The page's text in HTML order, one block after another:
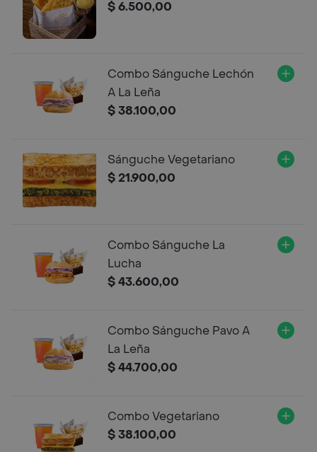
$ 6.500,00
Combo Sánguche Lechón
A La Leña
$ 38.100,00
Sánguche Vegetariano
$ 21.900,00
Combo Sánguche La
Lucha
$ 43.600,00
Combo Sánguche Pavo A
La Leña
$ 44.700,00
Combo Vegetariano
$ 38.100,00